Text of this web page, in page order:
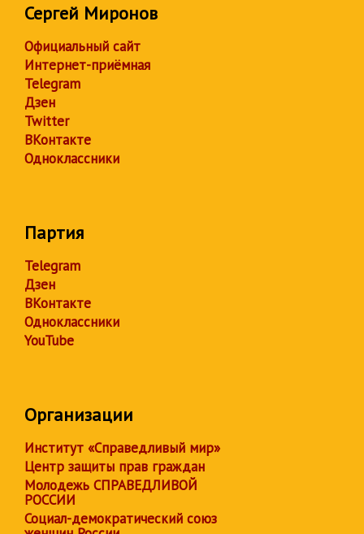
Сергей Миронов
Официальный сайт
Интернет-приёмная
Telegram
Дзен
Twitter
ВКонтакте
Одноклассники
Партия
Telegram
Дзен
ВКонтакте
Одноклассники
YouTube
Организации
Институт «Справедливый мир»
Центр защиты прав граждан
Молодежь СПРАВЕДЛИВОЙ
РОССИИ
Социал-демократический союз